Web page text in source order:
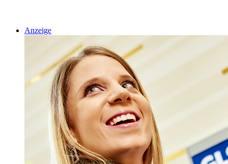
Anzeige